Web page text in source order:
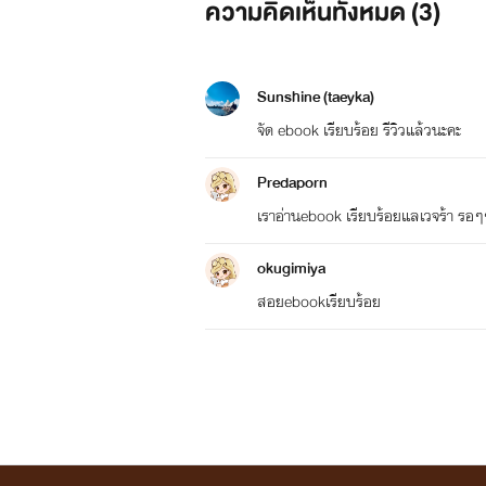
ความคิดเห็นทั้งหมด (3)
Sunshine (taeyka)
จัด ebook เรียบร้อย รีวิวแล้วนะคะ
Predaporn
เราอ่านebook เรียบร้อยแลเวจร้า รอ
okugimiya
สอยebookเรียบร้อย